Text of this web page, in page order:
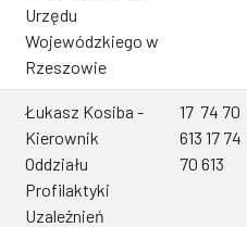
Urzędu
Wojewódzkiego w
Rzeszowie
Łukasz Kosiba -
Kierownik
Oddziału
Profilaktyki
Uzależnień
17 74 70
613 17 74
70 613